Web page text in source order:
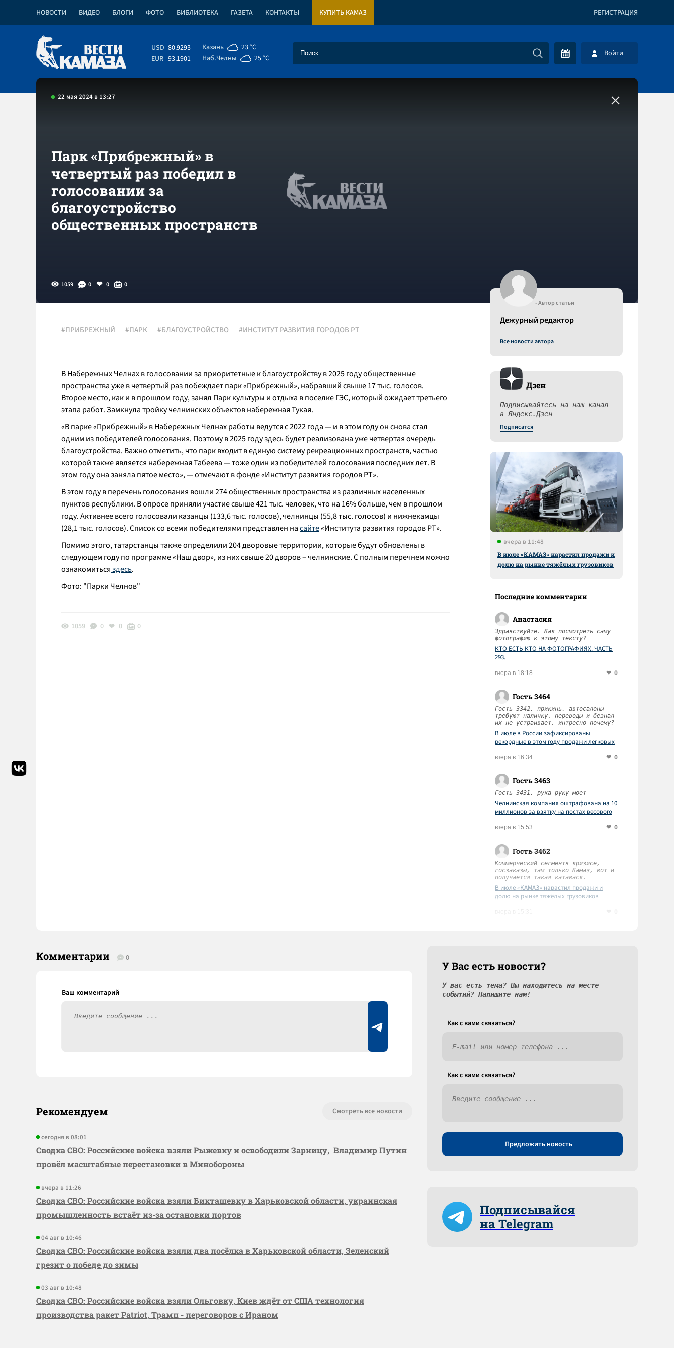
НОВОСТИ ВИДЕО БЛОГИ ФОТО БИБЛИОТЕКА ГАЗЕТА КОНТАКТЫ КУПИТЬ КАМАЗ РЕГИСТРАЦИЯ
USD 80.9293
EUR 93.1901
Казань
23 °C
Наб.Челны
25 °C Войти
22 мая 2024 в 13:27
Парк «Прибрежный» в
четвертый раз победил в
голосовании за
благоустройство
общественных пространств
1059 0 0 0
#ПРИБРЕЖНЫЙ #ПАРК #БЛАГОУСТРОЙСТВО #ИНСТИТУТ РАЗВИТИЯ ГОРОДОВ РТ
В Набережных Челнах в голосовании за приоритетные к благоустройству в 2025 году общественные
пространства уже в четвертый раз побеждает парк «Прибрежный», набравший свыше 17 тыс. голосов.
Второе место, как и в прошлом году, занял Парк культуры и отдыха в поселке ГЭС, который ожидает третьего
этапа работ. Замкнула тройку челнинских объектов набережная Тукая.
«В парке «Прибрежный» в Набережных Челнах работы ведутся с 2022 года — и в этом году он снова стал
одним из победителей голосования. Поэтому в 2025 году здесь будет реализована уже четвертая очередь
благоустройства. Важно отметить, что парк входит в единую систему рекреационных пространств, частью
которой также является набережная Табеева — тоже один из победителей голосования последних лет. В
этом году она заняла пятое место», — отмечают в фонде «Институт развития городов РТ».
В этом году в перечень голосования вошли 274 общественных пространства из различных населенных
пунктов республики. В опросе приняли участие свыше 421 тыс. человек, что на 16% больше, чем в прошлом
году. Активнее всего голосовали казанцы (133,6 тыс. голосов), челнинцы (55,8 тыс. голосов) и нижнекамцы
(28,1 тыс. голосов). Список со всеми победителями представлен насайте«Института развития городов РТ».
Помимо этого, татарстанцы также определили 204 дворовые территории, которые будут обновлены в
следующем году по программе «Наш двор», из них свыше 20 дворов – челнинские. С полным перечнем можно
ознакомитьсяздесь.
Фото: "Парки Челнов"
1059 0 0 0
- Автор статьи
Дежурный редактор
Все новости автора
Дзен
Подписывайтесь на наш канал
в Яндекс.Дзен
Подписатся
вчера в 11:48
В июле «КАМАЗ» нарастил продажи и
долю на рынке тяжёлых грузовиков
Последние комментарии
Анастасия
Здравствуйте. Как посмотреть саму
фотографию к этому тексту?
КТО ЕСТЬ КТО НА ФОТОГРАФИЯХ. ЧАСТЬ
293.
вчера в 18:18 0
Гость 3464
Гость 3342, прикинь, автосалоны
требуют наличку. переводы и безнал
их не устраивает. интресно почему?
В июле в России зафиксированы
рекордные в этом году продажи легковых
вчера в 16:34 0
Гость 3463
Гость 3431, рука руку моет
Челнинская компания оштрафована на 10
миллионов за взятку на постах весового
вчера в 15:53 0
Гость 3462
Коммерческий сегментв кризисе,
госзаказы, там только Камаз, вот и
получается такая катавася.
В июле «КАМАЗ» нарастил продажи и
долю на рынке тяжёлых грузовиков
Комментарии 0
Рекомендуем Смотреть все новости
сегодня в 08:01
Сводка СВО: Российские войска взяли Рыжевку и освободили Зарницу, Владимир Путин
провёл масштабные перестановки в Минобороны
вчера в 11:26
Сводка СВО: Российские войска взяли Бикташевку в Харьковской области, украинская
промышленность встаёт из-за остановки портов
04 авг в 10:46
Сводка СВО: Российские войска взяли два посёлка в Харьковской области, Зеленский
грезит о победе до зимы
03 авг в 10:48
Сводка СВО: Российские войска взяли Ольговку, Киев ждёт от США технология
производства ракет Patriot, Трамп - переговоров с Ираном
У Вас есть новости?
У вас есть тема? Вы находитесь на месте
событий? Напишите нам!
Как c вами связаться?
Как c вами связаться?
Предложить новость
Подписывайся
на Telegram